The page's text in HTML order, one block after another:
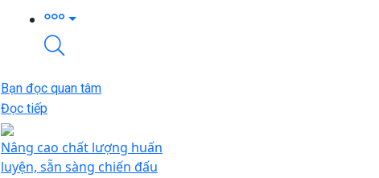
Bạn đọc quan tâm
Đọc tiếp
Nâng cao chất lượng huấn
luyện, sẵn sàng chiến đấu